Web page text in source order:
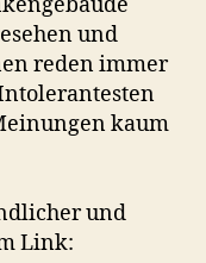
und
reden immer
kaum
und
Link: